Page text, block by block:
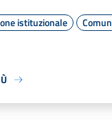
istituzionale